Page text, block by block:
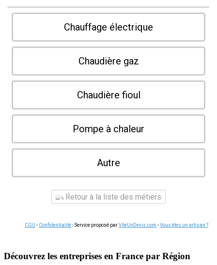
Chauffage électrique
Chaudière gaz
Chaudière fioul
Pompe à chaleur
Autre
Retour à la liste des métiers
CGU - Confidentialité- Service proposé parViteUnDevis.com -Vous êtes un artisan ?
Découvrez les entreprises en France par Région